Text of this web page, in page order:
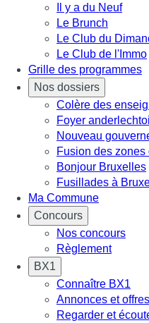
Il y a du Neuf
Le Brunch
Le Club du
Le Club de l'Immo
Grille des programmes
Nos dossiers
Colère des
Foyer
Nouveau
Fusion des zones
Bonjour Bruxelles
Fusillades à
Ma Commune
Concours
Nos concours
Règlement
BX1
Connaître BX1
Annonces et
Regarder et